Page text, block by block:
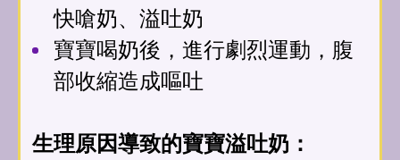
快嗆奶、溢吐奶
寶寶喝奶後，進行劇烈運動，腹
部收縮造成嘔吐
生理原因導致的寶寶溢吐奶：